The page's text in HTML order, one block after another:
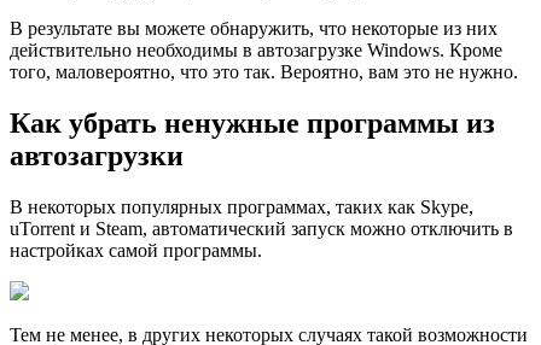
В результате вы можете обнаружить, что некоторые из них
действительно необходимы в автозагрузке Windows. Кроме
того, маловероятно, что это так. Вероятно, вам это не нужно.
Как убрать ненужные программы из
автозагрузки
В некоторых популярных программах, таких как Skype,
uTorrent и Steam, автоматический запуск можно отключить в
настройках самой программы.
Тем не менее, в других некоторых случаях такой возможности